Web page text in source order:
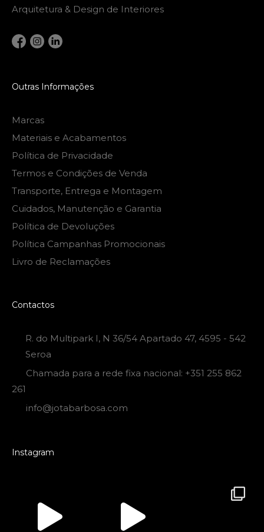
Arquitetura & Design de Interiores
Outras Informações
Marcas
Materiais e Acabamentos
Política de Privacidade
Termos e Condições de Venda
Transporte, Entrega e Montagem
Cuidados, Manutenção e Garantia
Política de Devoluções
Política Campanhas Promocionais
Livro de Reclamações
Contactos
R. do Multipark I, N 36/54 Apartado 47, 4595 - 542
Seroa
Chamada para a rede fixa nacional: +351 255 862
261
info@jotabarbosa.com
Instagram